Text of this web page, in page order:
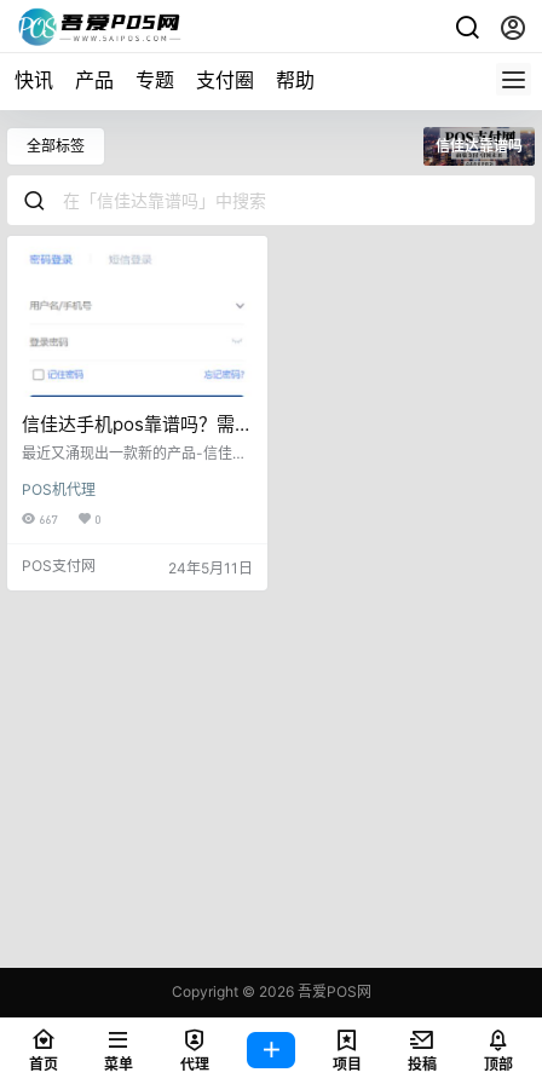
快讯 产品 专题 支付圈 帮助
全部标签 信佳达靠谱吗
信佳达手机pos靠谱吗？需推
荐人注册账号！
最近又涌现出一款新的产品-信佳
品备案方居然是个人备案，个人也
能从事金融支付产品，周期性应该
你也可以修改登录密码！ 根据推荐
人介绍，信佳达用户费率最高可设
POS机代理
667 0
POS支付网 24年5月11日
Copyright © 2026吾爱POS网
鄂ICP备2021006283号-1
查询 81 次，耗时 0.3934 秒
首页 菜单 代理 项目 投稿 顶部